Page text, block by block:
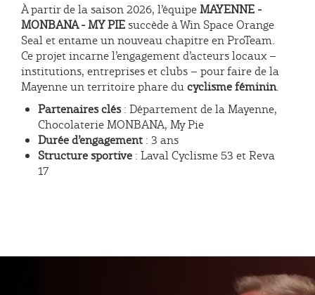
À partir de la saison 2026, l’équipeMAYENNE -
MONBANA - MY PIEsuccède à Win Space Orange
Seal et entame un nouveau chapitre en ProTeam.
Ce projet incarne l’engagement d’acteurs locaux –
institutions, entreprises et clubs – pour faire de la
Mayenne un territoire phare ducyclisme féminin.
Partenaires clés: Département de la Mayenne,
Chocolaterie MONBANA, My Pie
Durée d’engagement : 3 ans
Structure sportive : Laval Cyclisme 53 et Reva
17